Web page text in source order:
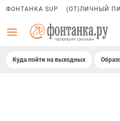
ФОНТАНКА SUP (ОТ)ЛИЧНЫЙ
Куда пойти на выходных